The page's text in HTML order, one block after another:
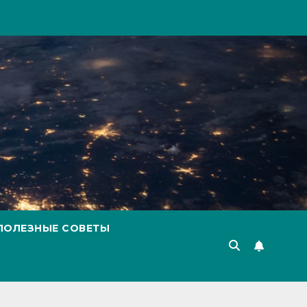
СОВЕТЫ